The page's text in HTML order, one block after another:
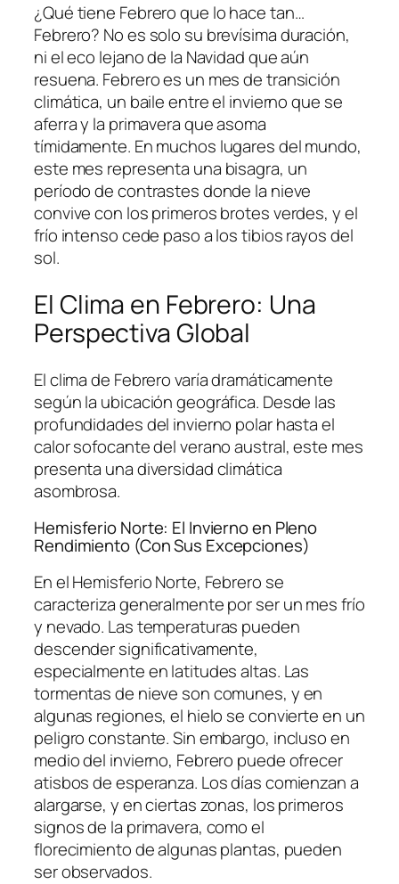
¿Qué tiene Febrero que lo hace tan…
Febrero? No es solo su brevísima duración,
ni el eco lejano de la Navidad que aún
resuena. Febrero es un mes de transición
climática, un baile entre el invierno que se
aferra y la primavera que asoma
tímidamente. En muchos lugares del mundo,
este mes representa una bisagra, un
período de contrastes donde la nieve
convive con los primeros brotes verdes, y el
frío intenso cede paso a los tibios rayos del
sol.
El Clima en Febrero: Una
Perspectiva Global
El clima de Febrero varía dramáticamente
según la ubicación geográfica. Desde las
profundidades del invierno polar hasta el
calor sofocante del verano austral, este mes
presenta una diversidad climática
asombrosa.
Hemisferio Norte: El Invierno en Pleno
Rendimiento (Con Sus Excepciones)
En el Hemisferio Norte, Febrero se
caracteriza generalmente por ser un mes frío
y nevado. Las temperaturas pueden
descender significativamente,
especialmente en latitudes altas. Las
tormentas de nieve son comunes, y en
algunas regiones, el hielo se convierte en un
peligro constante. Sin embargo, incluso en
medio del invierno, Febrero puede ofrecer
atisbos de esperanza. Los días comienzan a
alargarse, y en ciertas zonas, los primeros
signos de la primavera, como el
florecimiento de algunas plantas, pueden
ser observados.